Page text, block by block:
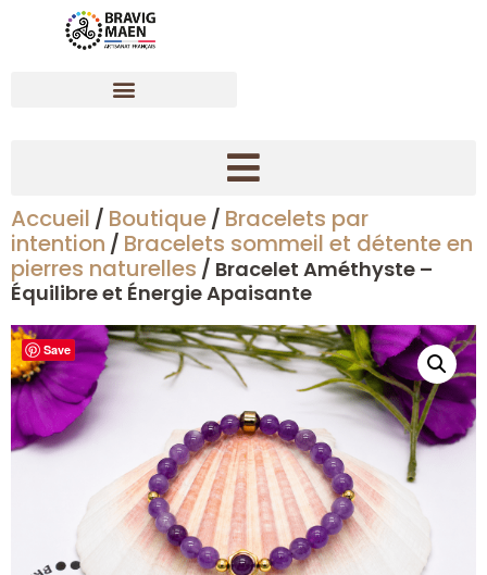
Accueil / Boutique / Bracelets par
intention / Bracelets sommeil et détente en
pierres naturelles / Bracelet Améthyste –
Équilibre et Énergie Apaisante
Save